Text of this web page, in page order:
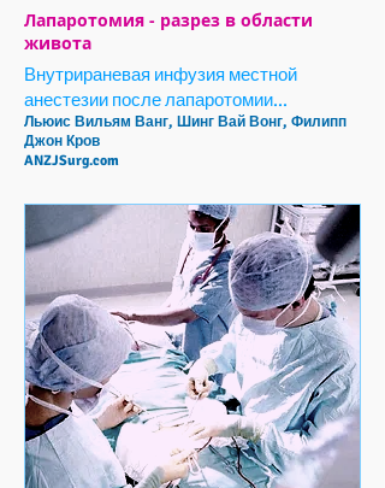
Внутрираневая инфузия местной
анестезии после лапаротомии...
Льюис Вильям Ванг, Шинг Вай Вонг, Филипп
Джон Кров
ANZJSurg.com
Лапаротомия - разрез в области
живота